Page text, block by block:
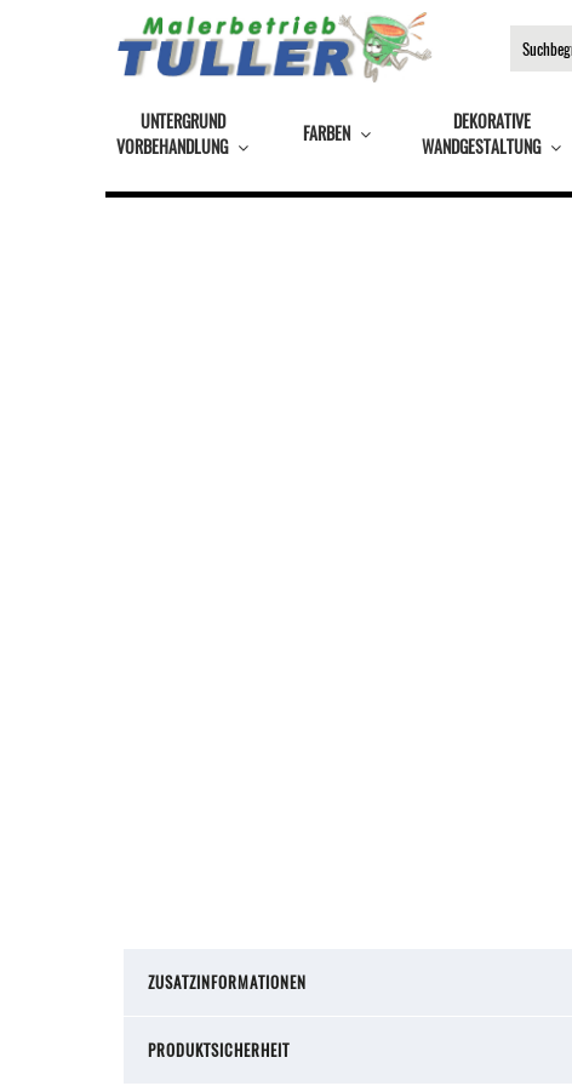
UNTERGRUND
VORBEHANDLUNG
FARBEN
DEKORATIVE
WANDGESTALTUNG
ZUSATZINFORMATIONEN
PRODUKTSICHERHEIT